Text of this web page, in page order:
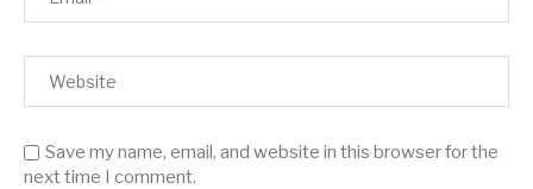
Save my name, email, and website in this browser for the
next time I comment.